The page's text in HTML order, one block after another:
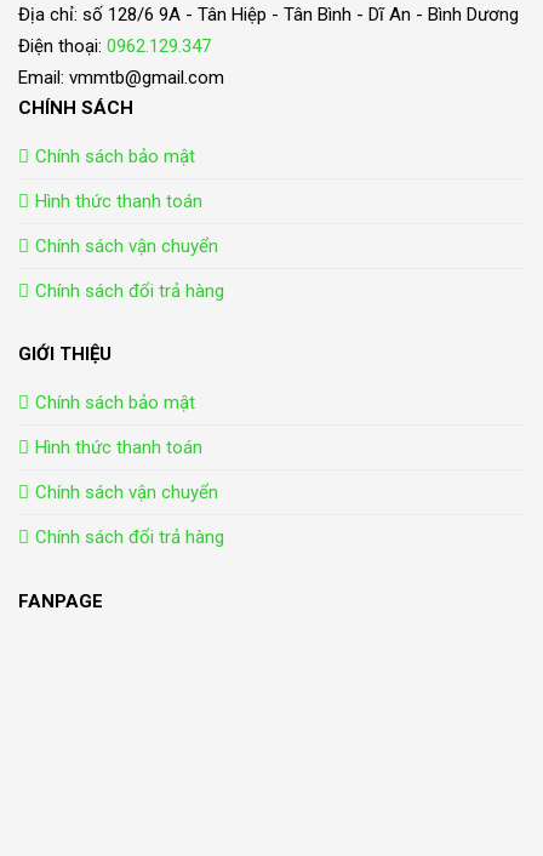
Địa chỉ: số 128/6 9A - Tân Hiệp - Tân Bình - Dĩ An - Bình Dương
Điện thoại: 0962.129.347
Email: vmmtb@gmail.com
CHÍNH SÁCH
Chính sách bảo mật
Hình thức thanh toán
Chính sách vận chuyển
Chính sách đổi trả hàng
GIỚI THIỆU
Chính sách bảo mật
Hình thức thanh toán
Chính sách vận chuyển
Chính sách đổi trả hàng
FANPAGE